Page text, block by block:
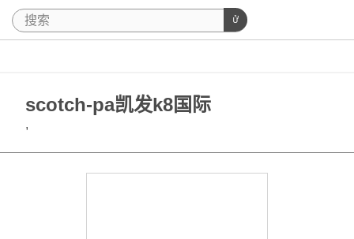
scotch-pa凯发k8国际
,